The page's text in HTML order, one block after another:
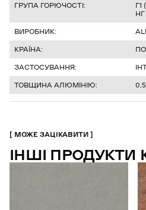
ГРУПА ГОРЮЧОСТІ:
ВИРОБНИК:
КРАЇНА:
ЗАСТОСУВАННЯ:
ТОВЩИНА АЛЮМІНІЮ:
МОЖЕ ЗАЦІКАВИТИ
ІНШІ ПРОДУКТИ